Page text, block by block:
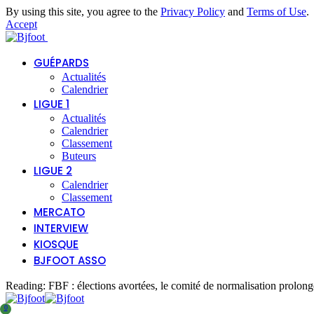
By using this site, you agree to the Privacy Policy and Terms of Use.
Accept
GUÉPARDS
Actualités
Calendrier
LIGUE 1
Actualités
Calendrier
Classement
Buteurs
LIGUE 2
Calendrier
Classement
MERCATO
INTERVIEW
KIOSQUE
BJFOOT ASSO
Reading: FBF : élections avortées, le comité de normalisation
0